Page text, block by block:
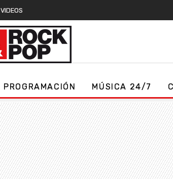
VIDEOS
PROGRAMACIÓN MÚSICA 24/7